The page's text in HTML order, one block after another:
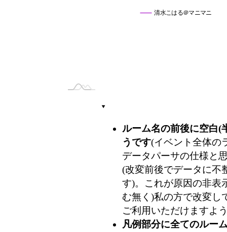
清水こはる＠マニマニ
ルーム名の前後に空白(
うです(イベント全体の
データパーサの仕様と
(改変前後でデータに不
す)。これが原因の非表
む無く)私の方で改変し
ご利用いただけますよ
凡例部分に全てのルー